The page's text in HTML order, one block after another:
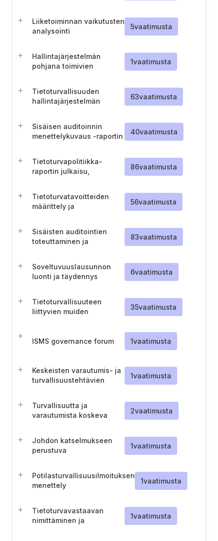
Liiketoiminnan vaikutusten
analysointi
5vaatimusta
Hallintajärjestelmän
pohjana toimivien
1vaatimusta
Tietoturvallisuuden
hallintajärjestelmän
63vaatimusta
Sisäisen auditoinnin
menettelykuvaus -raportin
40vaatimusta
Tietoturvapolitiikka-
raportin julkaisu,
86vaatimusta
Tietoturvatavoitteiden
määrittely ja
56vaatimusta
Sisäisten auditointien
toteuttaminen ja
83vaatimusta
Soveltuvuuslausunnon
luonti ja täydennys
6vaatimusta
Tietoturvallisuuteen
liittyvien muiden
dokumentointi ja hallinta
35vaatimusta
ISMS governance forum 1vaatimusta
Keskeisten varautumis- ja
turvallisuustehtävien
1vaatimusta
Turvallisuutta ja
varautumista koskeva
2vaatimusta
Johdon katselmukseen
perustuva
1vaatimusta
Potilasturvallisuusilmoituksen
menettely
1vaatimusta
Tietoturvavastaavan
nimittäminen ja
1vaatimusta